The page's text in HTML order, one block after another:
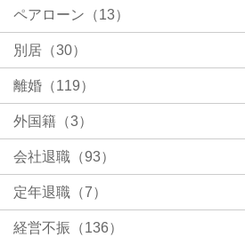
ペアローン（13）
別居（30）
離婚（119）
外国籍（3）
会社退職（93）
定年退職（7）
経営不振（136）